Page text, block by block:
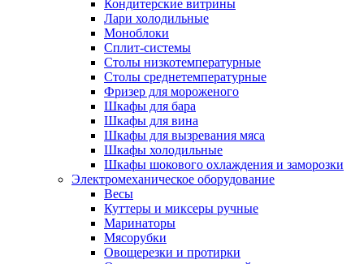
Кондитерские витрины
Лари холодильные
Моноблоки
Сплит-системы
Столы низкотемпературные
Столы среднетемпературные
Фризер для мороженого
Шкафы для бара
Шкафы для вина
Шкафы для вызревания мяса
Шкафы холодильные
Шкафы шокового охлаждения и заморозки
Электромеханическое оборудование
Весы
Куттеры и миксеры ручные
Маринаторы
Мясорубки
Овощерезки и протирки